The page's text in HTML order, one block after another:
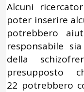
Alcuni
poter inserire
potrebbero
responsabile
della
22 potrebbero